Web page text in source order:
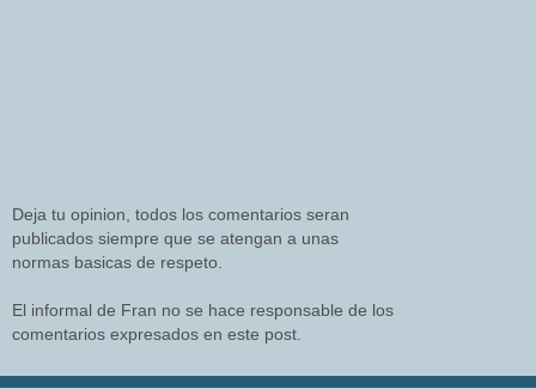
Deja tu opinion, todos los comentarios seran
publicados siempre que se atengan a unas
normas basicas de respeto.
El informal de Fran no se hace responsable de los
comentarios expresados en este post.